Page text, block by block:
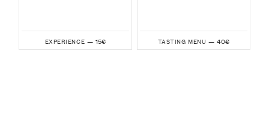
EXPERIENCE — 15€ TASTING MENU — 40€